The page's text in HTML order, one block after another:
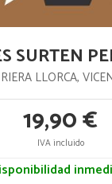
SURTEN
RIERA LLORCA,
19,90 €
IVA incluido